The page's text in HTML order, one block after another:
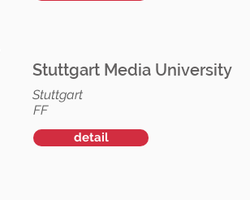
Stuttgart Media University
Stuttgart
FF
detail